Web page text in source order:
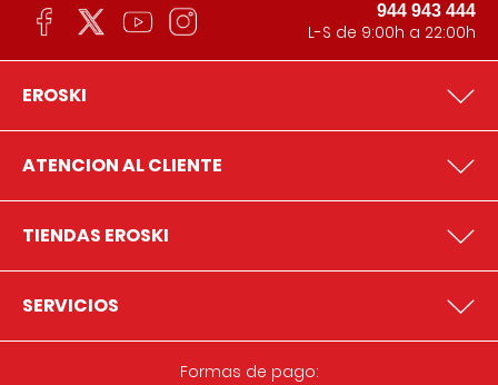
944 943 444
L-S de 9:00h a 22:00h
EROSKI
ATENCION AL CLIENTE
TIENDAS EROSKI
SERVICIOS
Formas de pago: